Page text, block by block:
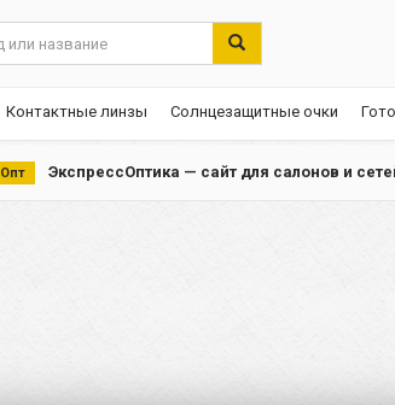
Контактные линзы Солнцезащитные очки
Опт ЭкспрессОптика — сайт для салонов и